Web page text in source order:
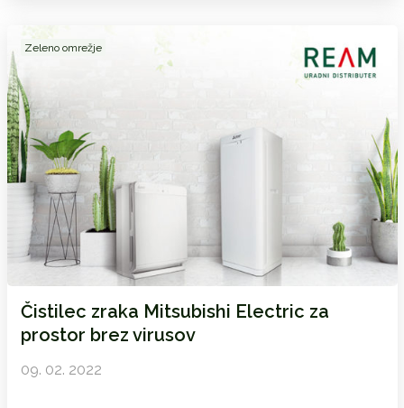
Zeleno omrežje
Čistilec zraka Mitsubishi Electric za
prostor brez virusov
09. 02. 2022